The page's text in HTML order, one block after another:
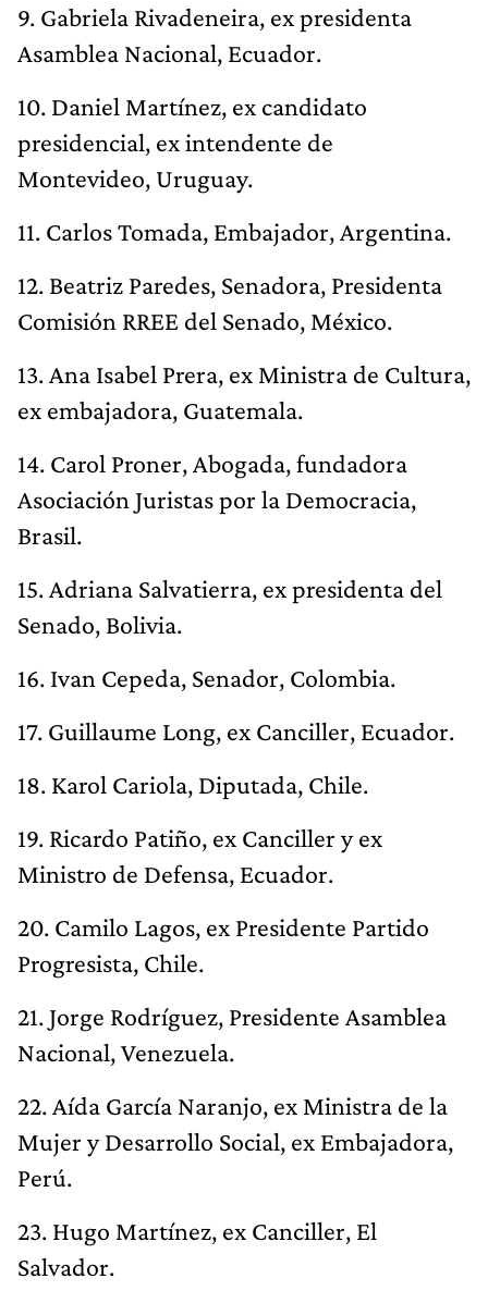
9. Gabriela Rivadeneira, ex presidenta
Asamblea Nacional, Ecuador.
10. Daniel Martínez, ex candidato
presidencial, ex intendente de
Montevideo, Uruguay.
11. Carlos Tomada, Embajador, Argentina.
12. Beatriz Paredes, Senadora, Presidenta
Comisión RREE del Senado, México.
13. Ana Isabel Prera, ex Ministra de Cultura,
ex embajadora, Guatemala.
14. Carol Proner, Abogada, fundadora
Asociación Juristas por la Democracia,
Brasil.
15. Adriana Salvatierra, ex presidenta del
Senado, Bolivia.
16. Ivan Cepeda, Senador, Colombia.
17. Guillaume Long, ex Canciller, Ecuador.
18. Karol Cariola, Diputada, Chile.
19. Ricardo Patiño, ex Canciller y ex
Ministro de Defensa, Ecuador.
20. Camilo Lagos, ex Presidente Partido
Progresista, Chile.
21. Jorge Rodríguez, Presidente Asamblea
Nacional, Venezuela.
22. Aída García Naranjo, ex Ministra de la
Mujer y Desarrollo Social, ex Embajadora,
Perú.
23. Hugo Martínez, ex Canciller, El
Salvador.